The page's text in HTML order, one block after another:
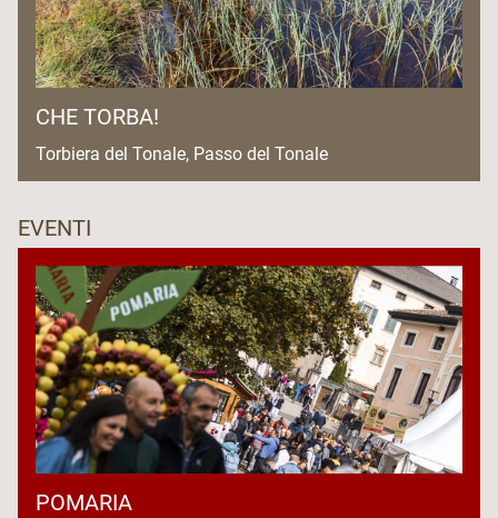
CHE TORBA!
Torbiera del Tonale, Passo del Tonale
EVENTI
POMARIA